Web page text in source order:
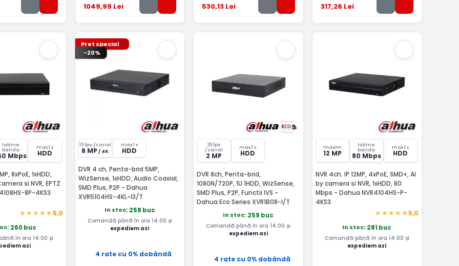
1049,99 Lei 530,13 Lei 317,26 Lei
latime
banda
Mbps
max 1 x
HDD
8xPoE, 1xHDD,
si NVR, EPTZ
8P-4KS3
5,0
: 260 buc
în ora 14:00 și
azi
Pret special
-20%
15 fps /canal
8 MP / 4K
max 1 x
HDD
DVR 4 ch, Penta-brid 5MP,
WizSense, 1xHDD, Audio Coaxial,
SMD Plus, P2P - Dahua
XVR5104HS-4KL-I3/T
In stoc: 258 buc
Comandă până în ora 14:00 și
expediem azi
4 rate cu 0% dobândă
25 fps
/canal
2 MP
max 1 x
HDD
DVR 8ch, Penta-brid,
1080N/720P, 1U 1HDD, WizSense,
SMD Plus, P2P, Functii IVS -
Dahua Eco Series XVR1B08-I/T
In stoc: 259 buc
Comandă până în ora 14:00 și
expediem azi
4 rate cu 0% dobândă
maxim
12 MP
latime
banda
80 Mbps
max 1 x
HDD
NVR 4ch. IP 12MP, 4xPoE, SMD+, AI
by camera si NVR, 1xHDD, 80
Mbps - Dahua NVR4104HS-P-
4KS3
5,0
In stoc: 281 buc
Comandă până în ora 14:00 și
expediem azi